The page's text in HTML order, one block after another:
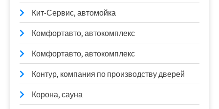
Кит-Сервис, автомойка
Комфортавто, автокомплекс
Комфортавто, автокомплекс
Контур, компания по производству дверей
Корона, сауна